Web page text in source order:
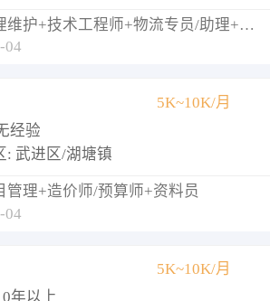
设备管理维护+技术工程师+物流专员/助理+调度员+仓库管理员
04
5K~10K/月
经验
: 武进区/湖塘镇
管理+造价师/预算师+资料员
04
5K~10K/月
年以上